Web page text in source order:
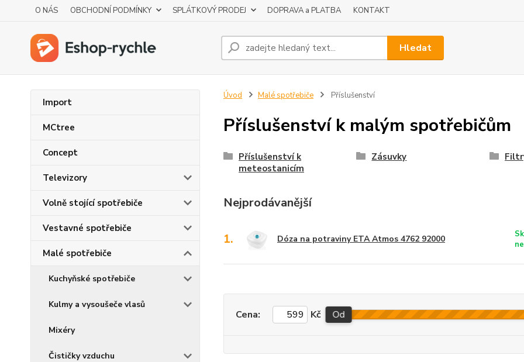
O NÁS OBCHODNÍ PODMÍNKY SPLÁTKOVÝ PRODEJ DOPRAVA a PLATBA KONTAKT
Hledat
Import
MCtree
Concept
Televizory
Volně stojící spotřebiče
Vestavné spotřebiče
Malé spotřebiče
Kuchyňské spotřebiče
Kulmy a vysoušeče vlasů
Mixéry
Čističky vzduchu
Úvod Malé spotřebiče Příslušenství
Příslušenství k malým spotřebičům
Příslušenství k
meteostanicím
Zásuvky
Nejprodávanější
1. Dóza na potraviny ETA Atmos 4762 92000
Cena: Kč Od